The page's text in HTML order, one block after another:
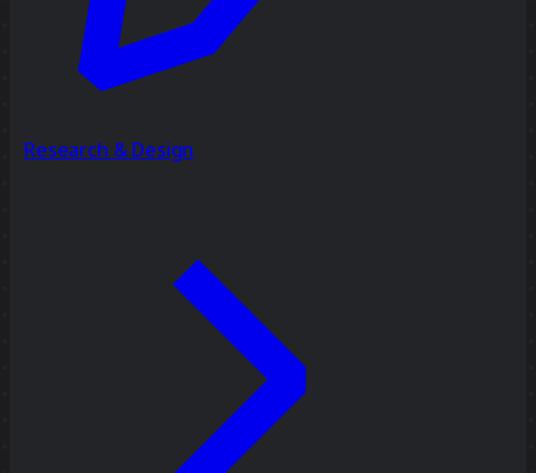
Research & Design